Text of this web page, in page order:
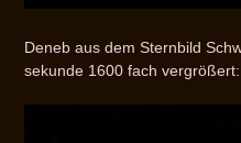
Deneb aus dem Sternbild
sekunde 1600 fach vergrößert: